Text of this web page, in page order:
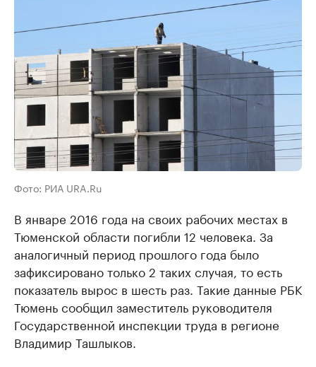
Фото: РИА URA.Ru
В январе 2016 года на своих рабочих местах в
Тюменской области погибли 12 человека. За
аналогичный период прошлого года было
зафиксировано только 2 таких случая, то есть
показатель вырос в шесть раз. Такие данные РБК
Тюмень сообщил заместитель руководителя
Государственной инспекции труда в регионе
Владимир Ташлыков.